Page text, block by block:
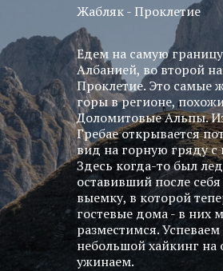
Едем на самую
Албанией, во второй
Проклетие. Это самые
горы в регионе,
Доломитовые Альпы.
Гребае открывается
вид на горную гряду с
Здесь когда-то был
оставивший после
выемку, в которой
гостевые дома - в них
разместимся. Успеваем
небольшой хайкинг на
ужинаем.
Жабляк - Проклетие